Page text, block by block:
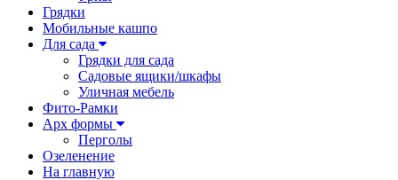
Грядки
Мобильные кашпо
Для сада
Грядки для сада
Садовые ящики/шкафы
Уличная мебель
Фито-Рамки
Арх формы
Перголы
Озеленение
На главную